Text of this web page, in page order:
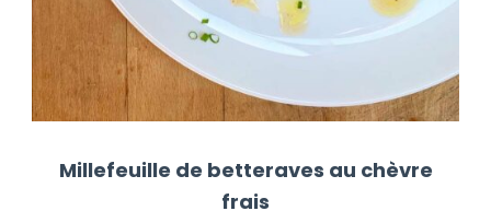
Millefeuille de betteraves au chèvre
frais